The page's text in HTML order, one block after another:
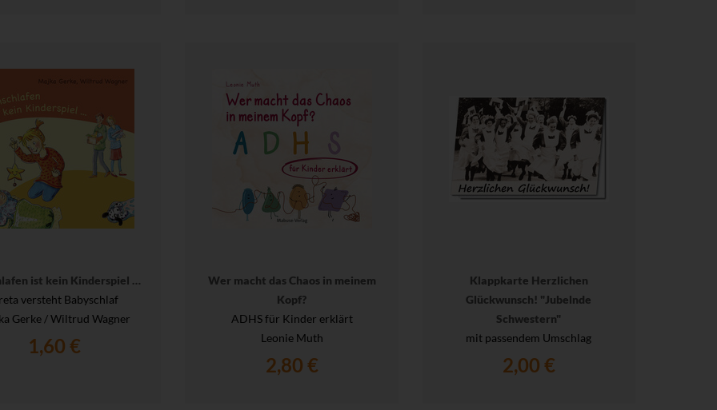
ist kein Kinderspiel …
versteht Babyschlaf
Gerke / Wiltrud Wagner
1,60 €
Wer macht das Chaos in meinem
Kopf?
ADHS für Kinder erklärt
Leonie Muth
2,80 €
Klappkarte Herzlichen
Glückwunsch! "Jubelnde
Schwestern"
mit passendem Umschlag
2,00 €